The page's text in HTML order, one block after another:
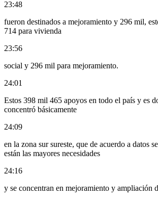
23:48
fueron destinados a mejoramiento y 296 mil,
714 para vivienda
23:56
social y 296 mil para mejoramiento.
24:01
Estos 398 mil 465 apoyos en todo el país y es
concentró básicamente
24:09
en la zona sur sureste, que de acuerdo a datos
están las mayores necesidades
24:16
y se concentran en mejoramiento y ampliación